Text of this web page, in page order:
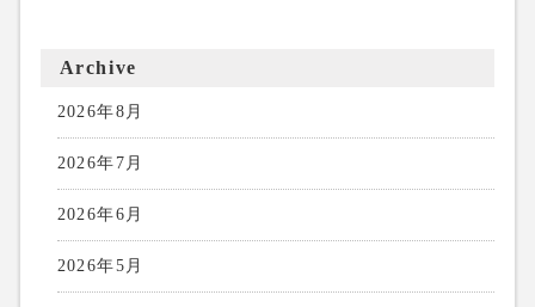
Archive
2026年8月
2026年7月
2026年6月
2026年5月